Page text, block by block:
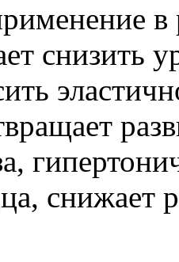
снизить
снижает